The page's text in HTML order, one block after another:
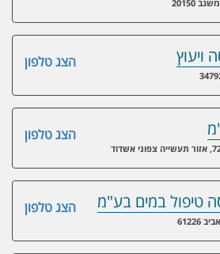
20150
הצג טלפון ויעוץ
הצג טלפון
הצג טלפון טיפול במים בע"מ